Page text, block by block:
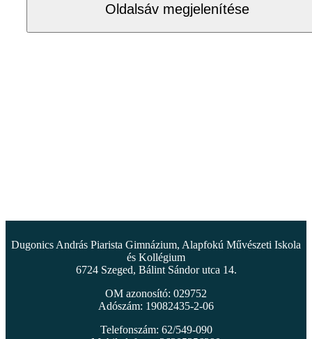
Oldalsáv megjelenítése
Dugonics András Piarista Gimnázium, Alapfokú Művészeti Iskola
és Kollégium
6724 Szeged, Bálint Sándor utca 14.
OM azonosító: 029752
Adószám: 19082435-2-06
Telefonszám: 62/549-090